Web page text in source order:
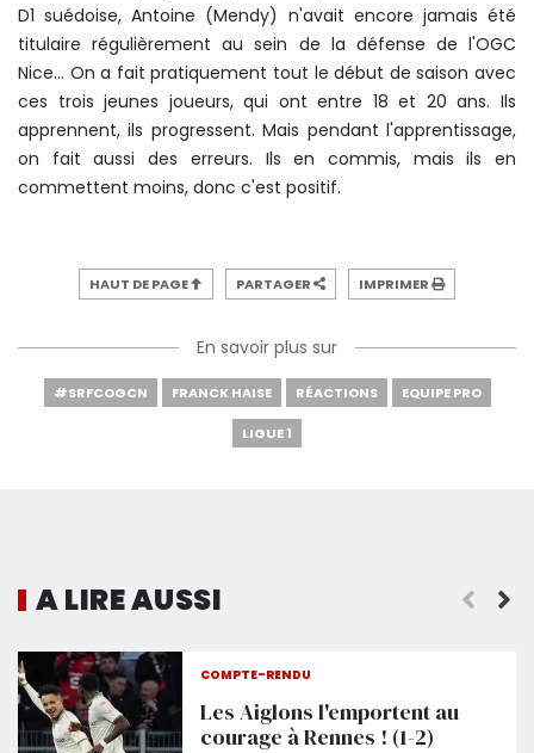
D1 suédoise, Antoine (Mendy) n'avait encore jamais été
titulaire régulièrement au sein de la défense de l'OGC
Nice... On a fait pratiquement tout le début de saison avec
ces trois jeunes joueurs, qui ont entre 18 et 20 ans. Ils
apprennent, ils progressent. Mais pendant l'apprentissage,
on fait aussi des erreurs. Ils en commis, mais ils en
commettent moins, donc c'est positif.
HAUT DE PAGE PARTAGER IMPRIMER
En savoir plus sur
#SRFCOGCN FRANCK HAISE RÉACTIONS EQUIPE PRO
LIGUE 1
A LIRE AUSSI
COMPTE-RENDU
Les Aiglons l'emportent au
courage à Rennes ! (1-2)